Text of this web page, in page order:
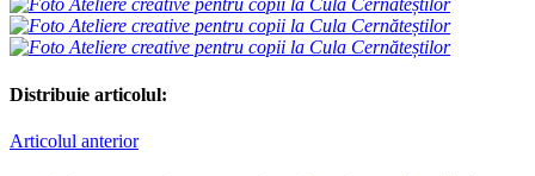
Distribuie articolul:
Articolul anterior